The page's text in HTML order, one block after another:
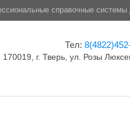
справочные системы
Тел:
170019, г. Тверь, ул. Розы